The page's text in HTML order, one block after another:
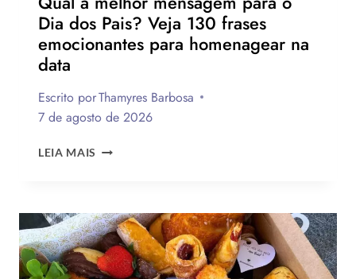
Dia dos Pais? Veja 130 frases
emocionantes para homenagear na
data
Escrito porThamyres Barbosa
7 de agosto de 2026
LEIA MAIS QUAL
PARA
O
DIA
DOS